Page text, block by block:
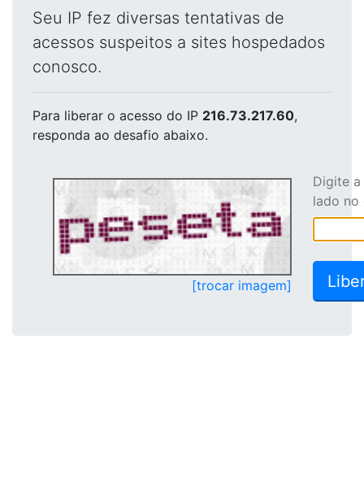
Seu IP fez diversas tentativas de
acessos suspeitos a sites hospedados
conosco.
Para liberar o acesso do IP 216.73.217.60,
responda ao desafio abaixo.
[trocar imagem]
Digite
lado no